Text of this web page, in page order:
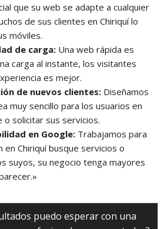
que su web se adapte a cualquier
de sus clientes en Chiriquí lo
móviles.
de carga:Una web rápida es
carga al instante, los visitantes
es mejor.
de nuevos clientes:Diseñamos
muy sencillo para los usuarios en
o solicitar sus servicios.
en Google:Trabajamos para
en Chiriquí busque servicios o
suyos, su negocio tenga mayores
puedo esperar con una